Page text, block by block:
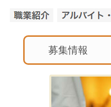
募集情報